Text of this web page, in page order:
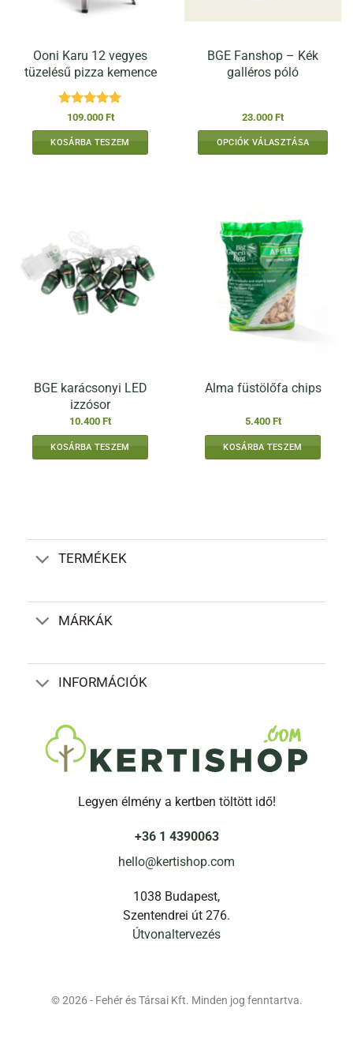
Ooni Karu 12 vegyes
tüzelésű pizza kemence
Értékelés:5
/ 5
109.000 Ft
KOSÁRBA TESZEM
BGE Fanshop – Kék
galléros póló
23.000 Ft
OPCIÓK VÁLASZTÁSA
variációja
van.
A
változatok
a
termékoldalon
választhatók
BGE karácsonyi LED
izzósor
10.400 Ft
KOSÁRBA TESZEM
Alma füstölőfa chips
5.400 Ft
KOSÁRBA TESZEM
TERMÉKEK
MÁRKÁK
INFORMÁCIÓK
Legyen élmény a kertben töltött idő!
+36 1 4390063
hello@kertishop.com
1038 Budapest,
Szentendrei út 276.
Útvonaltervezés
© 2026 - Fehér és Társai Kft. Minden jog fenntartva.